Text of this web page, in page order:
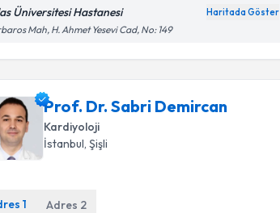
Üniversitesi Hastanesi Haritada Göster
Mah, H. Ahmet Yesevi Cad, No: 149
Prof. Dr. Sabri Demircan
Kardiyoloji
İstanbul, Şişli
1 Adres 2